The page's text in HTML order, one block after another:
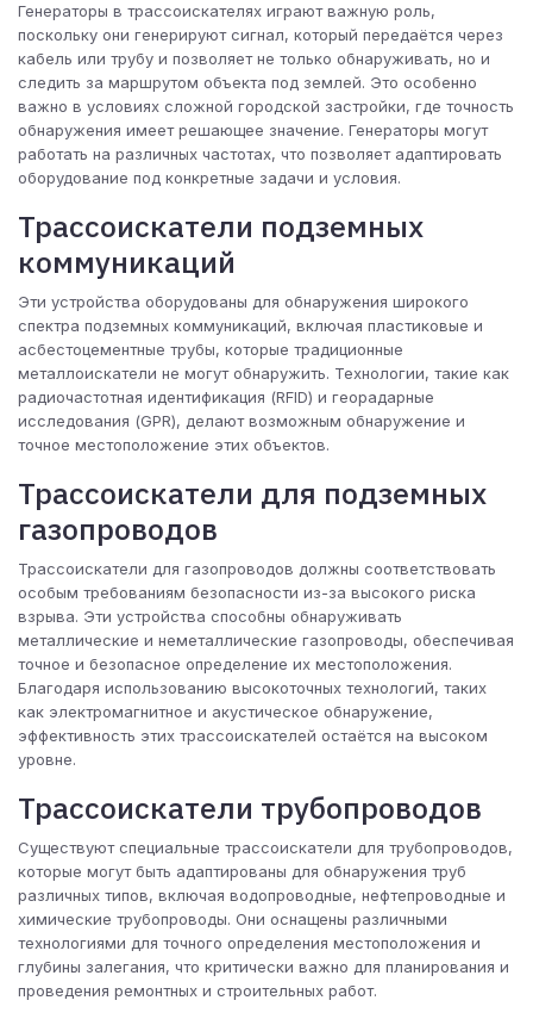
Генераторы в трассоискателях играют важную роль,
поскольку они генерируют сигнал, который передаётся через
кабель или трубу и позволяет не только обнаруживать, но и
следить за маршрутом объекта под землей. Это особенно
важно в условиях сложной городской застройки, где точность
обнаружения имеет решающее значение. Генераторы могут
работать на различных частотах, что позволяет адаптировать
оборудование под конкретные задачи и условия.
Трассоискатели подземных
коммуникаций
Эти устройства оборудованы для обнаружения широкого
спектра подземных коммуникаций, включая пластиковые и
асбестоцементные трубы, которые традиционные
металлоискатели не могут обнаружить. Технологии, такие как
радиочастотная идентификация (RFID) и георадарные
исследования (GPR), делают возможным обнаружение и
точное местоположение этих объектов.
Трассоискатели для подземных
газопроводов
Трассоискатели для газопроводов должны соответствовать
особым требованиям безопасности из-за высокого риска
взрыва. Эти устройства способны обнаруживать
металлические и неметаллические газопроводы, обеспечивая
точное и безопасное определение их местоположения.
Благодаря использованию высокоточных технологий, таких
как электромагнитное и акустическое обнаружение,
эффективность этих трассоискателей остаётся на высоком
уровне.
Трассоискатели трубопроводов
Существуют специальные трассоискатели для трубопроводов,
которые могут быть адаптированы для обнаружения труб
различных типов, включая водопроводные, нефтепроводные и
химические трубопроводы. Они оснащены различными
технологиями для точного определения местоположения и
глубины залегания, что критически важно для планирования и
проведения ремонтных и строительных работ.